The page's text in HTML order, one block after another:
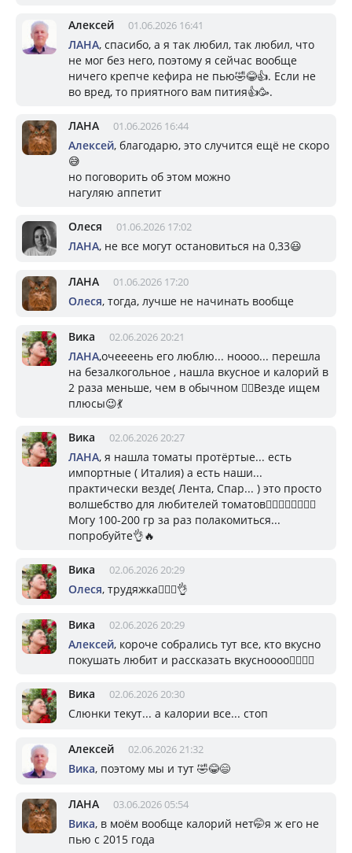
Алексей 01.06.2026 16:41
ЛАНА, спасибо, а я так любил, так любил, что
не мог без него, поэтому я сейчас вообще
ничего крепче кефира не пью🤣😂👍. Если не
во вред, то приятного вам пития👍🥳.
ЛАНА 01.06.2026 16:44
Алексей, благодарю, это случится ещё не скоро
😅
но поговорить об этом можно
нагуляю аппетит
Олеся 01.06.2026 17:02
ЛАНА, не все могут остановиться на 0,33😃
ЛАНА 01.06.2026 17:20
Олеся, тогда, лучше не начинать вообще
Вика 02.06.2026 20:21
ЛАНА,очеееень его люблю... ноооо... перешла
на безалкогольное , нашла вкусное и калорий в
2 раза меньше, чем в обычном 👍🏼Везде ищем
плюсы😉💃
Вика 02.06.2026 20:27
ЛАНА, я нашла томаты протёртые... есть
импортные ( Италия) а есть наши...
практически везде( Лента, Спар... ) это просто
волшебство для любителей томатов👍🏼👍🏼👍🏼👍🏼
Могу 100-200 гр за раз полакомиться...
попробуйте👌🔥
Вика 02.06.2026 20:29
Олеся, трудяжка👍🏼🌷👌
Вика 02.06.2026 20:29
Алексей, короче собрались тут все, кто вкусно
покушать любит и рассказать вкусноооо👍🏼😉🤗
Вика 02.06.2026 20:30
Слюнки текут... а калории все... стоп
Алексей 02.06.2026 21:32
Вика, поэтому мы и тут 🤣😂😄
ЛАНА 03.06.2026 05:54
Вика, в моём вообще калорий нет🤭я ж его не
пью с 2015 года